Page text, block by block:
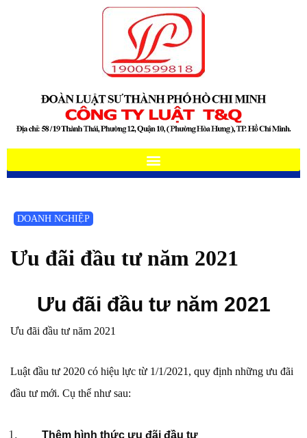
DOANH NGHIỆP
Ưu đãi đầu tư năm 2021
Ưu đãi đầu tư năm 2021
Ưu đãi đầu tư năm 2021
Luật đầu tư 2020 có hiệu lực từ 1/1/2021, quy định những ưu đãi
đầu tư mới. Cụ thể như sau:
Thêm hình thức ưu đãi đầu tư